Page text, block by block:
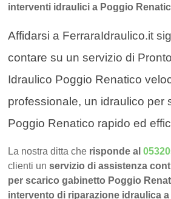
interventi idraulici a Poggio
Affidarsi a FerraraIdraulico.it
contare su un servizio di
Idraulico Poggio Renatico
professionale, un idraulico per
Poggio Renatico rapido ed
La nostra ditta che risponde al
clienti unservizio di assistenza
per scarico gabinetto Poggio
intervento di riparazione idraulica